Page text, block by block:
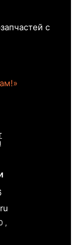
с
,